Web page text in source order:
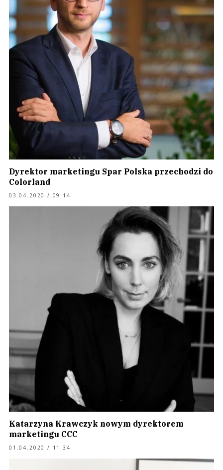
Dyrektor marketingu Spar Polska przechodzi do
Colorland
03.04.2020 / 09:14
Katarzyna Krawczyk nowym dyrektorem
marketingu CCC
01.04.2020 / 11:34